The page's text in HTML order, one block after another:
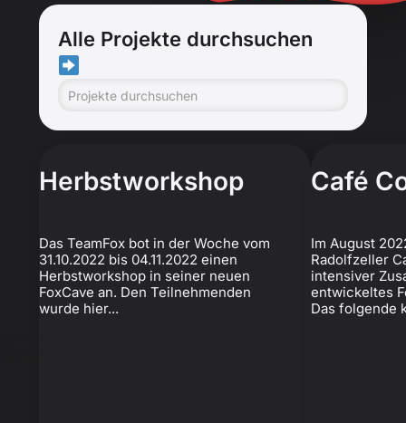
Alle Projekte durchsuchen
Herbstworkshop
Das TeamFox bot in der Woche vom
31.10.2022 bis 04.11.2022 einen
Herbstworkshop in seiner neuen
FoxCave an. Den Teilnehmenden
wurde hier...
Café
Im August
Radolfzeller
intensiver
entwickeltes
Das folgende